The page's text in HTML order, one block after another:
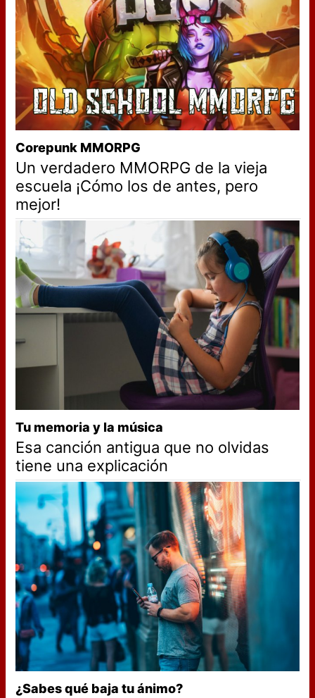
Corepunk MMORPG
Un verdadero MMORPG de la vieja
escuela ¡Cómo los de antes, pero
mejor!
Tu memoria y la música
Esa canción antigua que no olvidas
tiene una explicación
¿Sabes qué baja tu ánimo?